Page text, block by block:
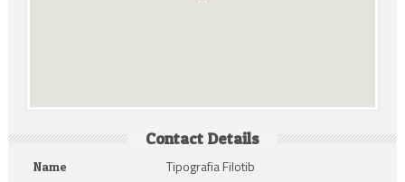
Contact Details
Name Tipografia Filotib